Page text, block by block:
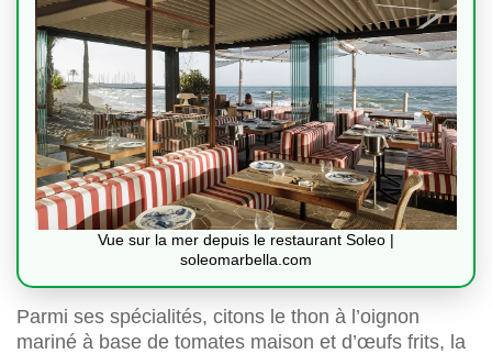
Vue sur la mer depuis le restaurant Soleo |
soleomarbella.com
Parmi ses spécialités, citons le thon à l’oignon
mariné à base de tomates maison et d’œufs frits, la